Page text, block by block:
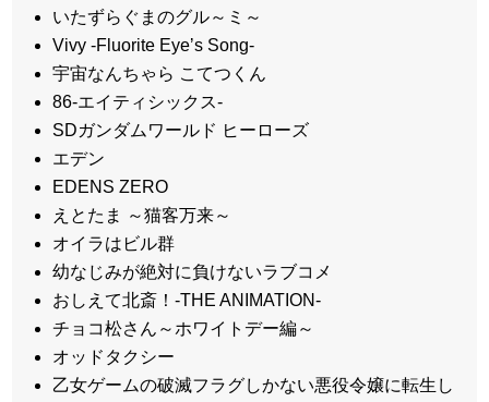
いたずらぐまのグル～ミ～
Vivy -Fluorite Eyeʼs Song-
宇宙なんちゃら こてつくん
86-エイティシックス-
SDガンダムワールド ヒーローズ
エデン
EDENS ZERO
えとたま ～猫客万来～
オイラはビル群
幼なじみが絶対に負けないラブコメ
おしえて北斎！‐THE ANIMATION-
チョコ松さん～ホワイトデー編～
オッドタクシー
乙女ゲームの破滅フラグしかない悪役令嬢に転生し